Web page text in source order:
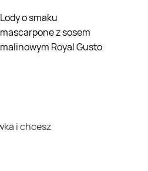
Lody o smaku
mascarpone z sosem
malinowym Royal Gusto